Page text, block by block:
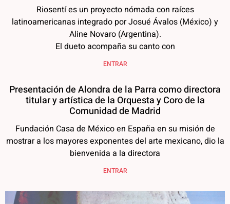
Riosentí es un proyecto nómada con raíces
latinoamericanas integrado por Josué Ávalos (México) y
Aline Novaro (Argentina).
El dueto acompaña su canto con
ENTRAR
Presentación de Alondra de la Parra como directora
titular y artística de la Orquesta y Coro de la
Comunidad de Madrid
Fundación Casa de México en España en su misión de
mostrar a los mayores exponentes del arte mexicano, dio la
bienvenida a la directora
ENTRAR